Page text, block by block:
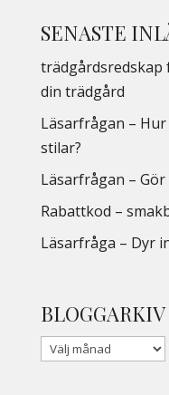
SENASTE
trädgårdsredskap
din trädgård
Läsarfrågan –
stilar?
Läsarfrågan –
Rabattkod –
Läsarfråga – Dyr
BLOGGARKIV